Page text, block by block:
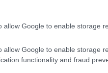
allow Google to enable storage
allow Google to enable storage
functionality and fraud
italiana diImolaè
episodio che ha
regolarmente, con
traccia di queste